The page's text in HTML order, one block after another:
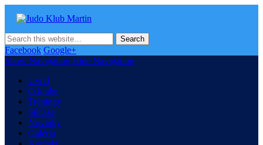
Oficiálna stránka Judo klubu v Martine
Facebook Google+
Show Navigation Hide Navigation
Úvod
O klube
Tréningy
Súťaže
Novinky
Galéria